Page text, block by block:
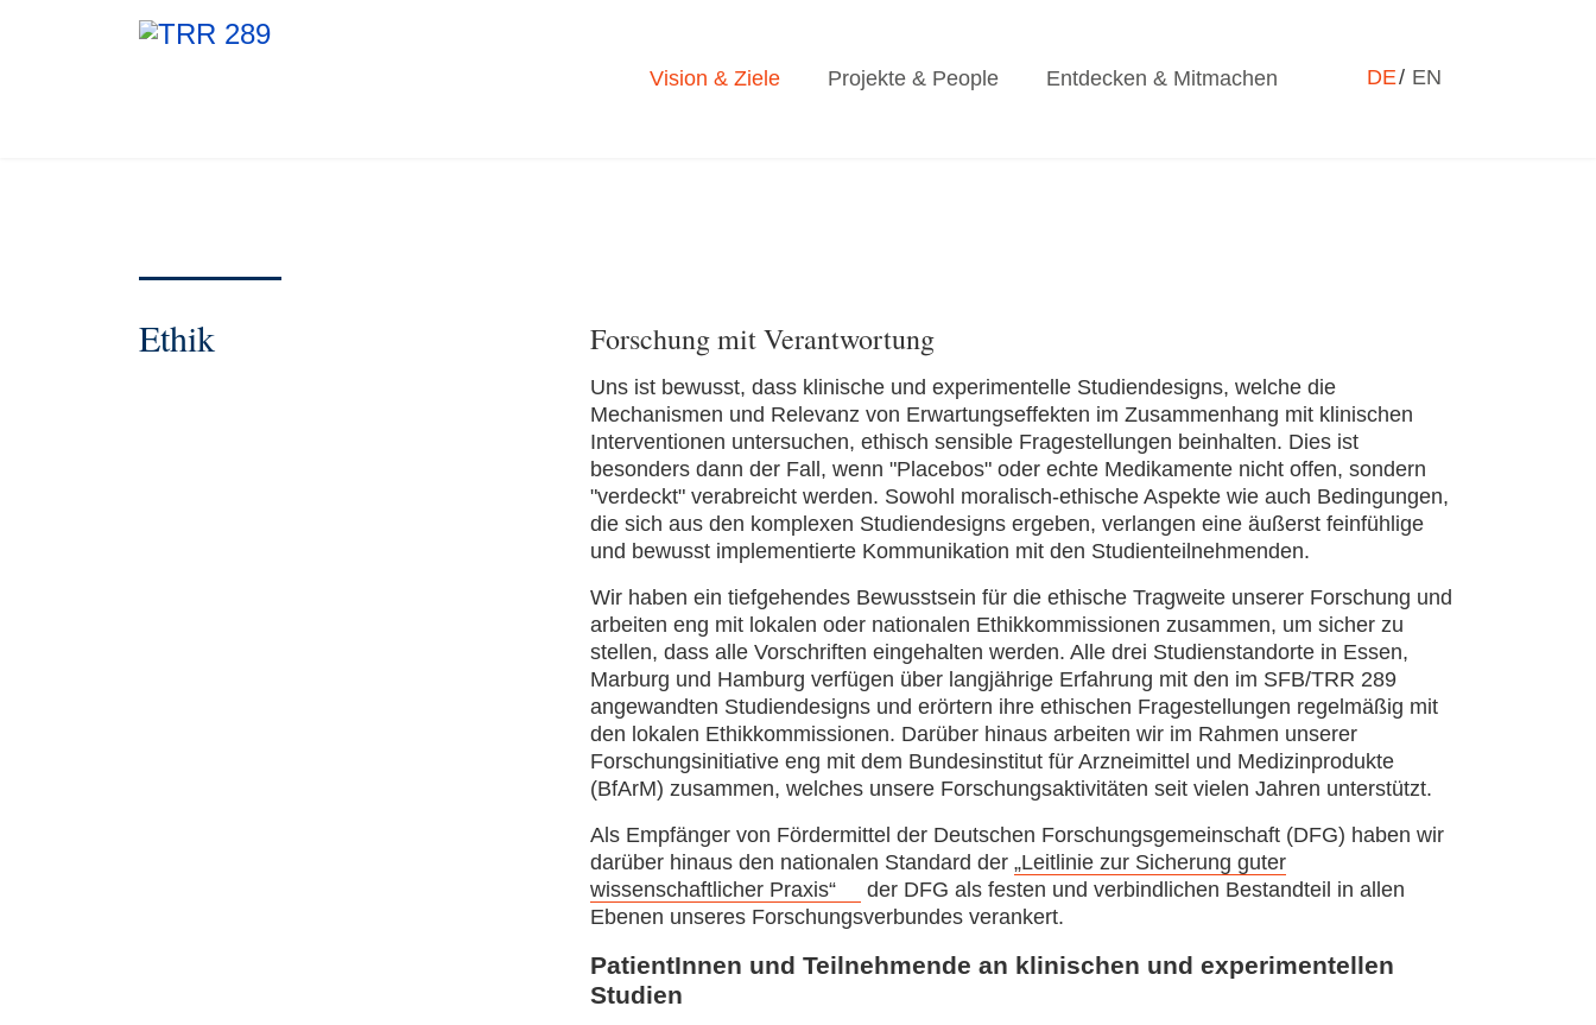
Vision & Ziele Projekte & People Entdecken & Mitmachen DE EN
Ethik Forschung mit Verantwortung
Uns ist bewusst, dass klinische und experimentelle Studiendesigns, welche die
Mechanismen und Relevanz von Erwartungseffekten im Zusammenhang mit klinischen
Interventionen untersuchen, ethisch sensible Fragestellungen beinhalten. Dies ist
besonders dann der Fall, wenn "Placebos" oder echte Medikamente nicht offen, sondern
"verdeckt" verabreicht werden. Sowohl moralisch-ethische Aspekte wie auch Bedingungen,
die sich aus den komplexen Studiendesigns ergeben, verlangen eine äußerst feinfühlige
und bewusst implementierte Kommunikation mit den Studienteilnehmenden.
Wir haben ein tiefgehendes Bewusstsein für die ethische Tragweite unserer Forschung und
arbeiten eng mit lokalen oder nationalen Ethikkommissionen zusammen, um sicher zu
stellen, dass alle Vorschriften eingehalten werden. Alle drei Studienstandorte in Essen,
Marburg und Hamburg verfügen über langjährige Erfahrung mit den im SFB/TRR 289
angewandten Studiendesigns und erörtern ihre ethischen Fragestellungen regelmäßig mit
den lokalen Ethikkommissionen. Darüber hinaus arbeiten wir im Rahmen unserer
Forschungsinitiative eng mit dem Bundesinstitut für Arzneimittel und Medizinprodukte
(BfArM) zusammen, welches unsere Forschungsaktivitäten seit vielen Jahren unterstützt.
Als Empfänger von Fördermittel der Deutschen Forschungsgemeinschaft (DFG) haben wir
darüber hinaus den nationalen Standard der „Leitlinie zur Sicherung guter
wissenschaftlicher Praxis“
der DFG als festen und verbindlichen Bestandteil in allen
Ebenen unseres Forschungsverbundes verankert.
PatientInnen und Teilnehmende an klinischen und experimentellen
Studien